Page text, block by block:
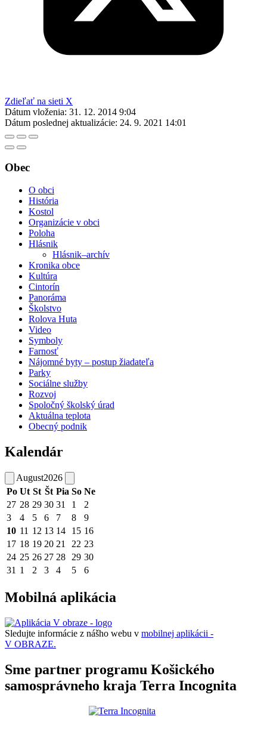
Zdieľať na sieti X
Dátum vloženia: 31. 12. 2014 9:04
Dátum poslednej aktualizácie: 24. 9. 2021 14:01
Obec
O obci
História
Kostol
Organizácie v obci
Poloha
Hlásnik
Hlásnik–archív
Kronika obce
Kultúra
Cintorín
Panoráma
Školstvo
Rolova Huta
Video
Symboly
Farnosť
Nájomné byty – postup žiadateľa
Parky
Sociálne služby
Rozvoj
Spoločný školský úrad
Aktuálna teplota
Obecný podnik
Kalendár
August2026
Po Ut St Št Pia So Ne
27 28 29 30 31 1
2
3
4 5 6 7 8
9
10 11 12 13 14 15 16
17 18 19 20 21 22 23
24 25 26 27 28 29 30
31 1 2 3 4 5 6
Mobilná aplikácia
Sledujte informácie z nášho webu v mobilnej aplikácii -
V OBRAZE.
Sme partner programu Košického
samosprávneho kraja Terra Incognita